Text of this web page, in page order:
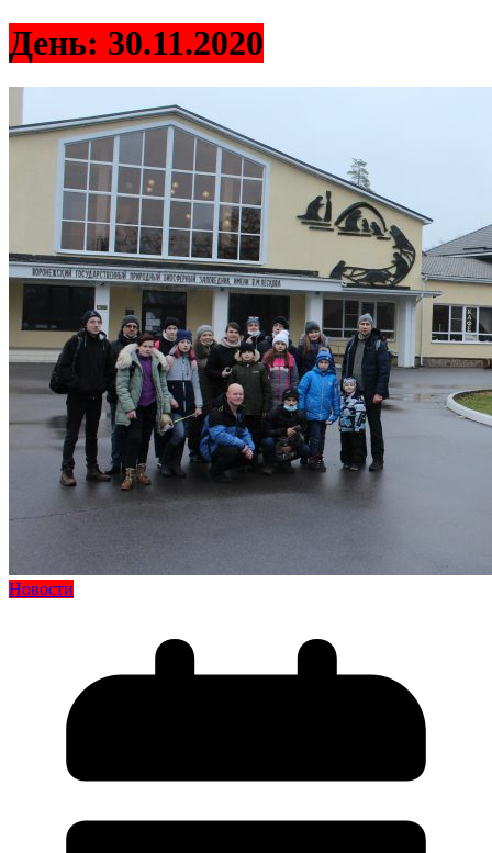
День: 30.11.2020
Новости